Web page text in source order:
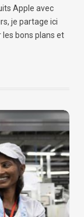
Apple avec
je partage ici
les bons plans et